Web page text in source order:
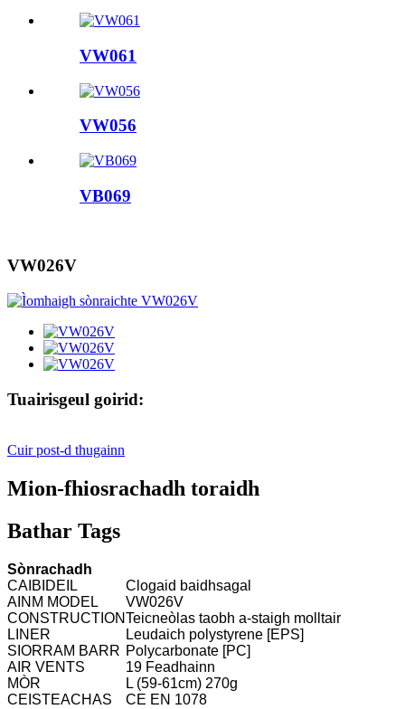
VW061
VW056
VB069
VW026V
Tuairisgeul goirid:
Cuir post-d thugainn
Mion-fhiosrachadh toraidh
Bathar Tags
Sònrachadh
CAIBIDEIL
Clogaid baidhsagal
AINM MODEL
VW026V
CONSTRUCTIONTeicneòlas taobh a-staigh molltair
LINER
Leudaich polystyrene [EPS]
SIORRAM BARR Polycarbonate [PC]
AIR VENTS
19 Feadhainn
MÒR
L (59-61cm) 270g
CEISTEACHAS
CE EN 1078